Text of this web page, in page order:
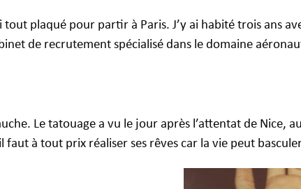
tout plaqué pour partir à Paris. J’y ai habité trois ans
de recrutement spécialisé dans le domaine
Le tatouage a vu le jour après l’attentat de Nice,
faut à tout prix réaliser ses rêves car la vie peut